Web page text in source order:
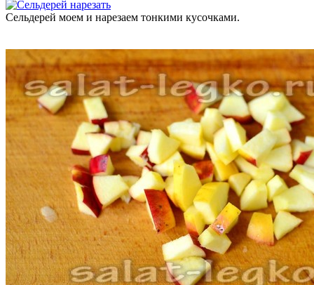
Сельдерей моем и нарезаем тонкими кусочками.